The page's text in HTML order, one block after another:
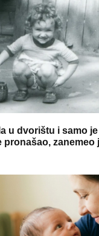
u dvorištu i samo
pronašao, zanemeo